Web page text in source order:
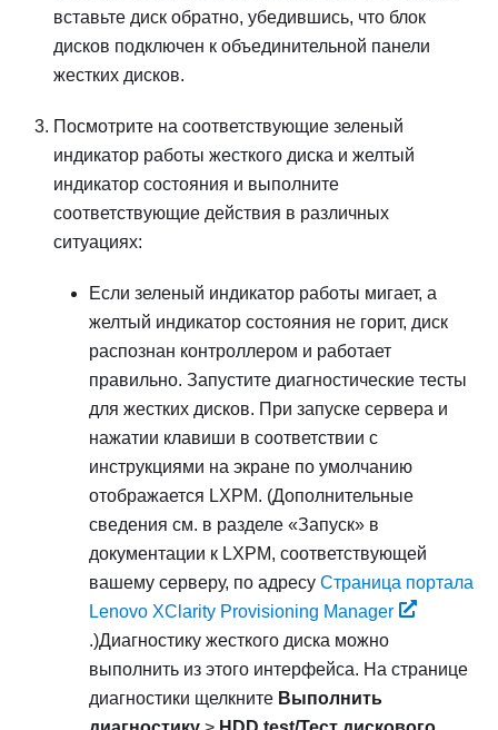
вставьте диск обратно, убедившись, что блок
дисков подключен к объединительной панели
жестких дисков.
Посмотрите на соответствующие зеленый
индикатор работы жесткого диска и желтый
индикатор состояния и выполните
соответствующие действия в различных
ситуациях:
Если зеленый индикатор работы мигает, а
желтый индикатор состояния не горит, диск
распознан контроллером и работает
правильно. Запустите диагностические тесты
для жестких дисков. При запуске сервера и
нажатии клавиши в соответствии с
инструкциями на экране по умолчанию
отображается LXPM. (Дополнительные
сведения см. в разделе «Запуск» в
документации к LXPM, соответствующей
вашему серверу, по адресу Страница портала
Lenovo XClarity Provisioning Manager
.)Диагностику жесткого диска можно
выполнить из этого интерфейса. На странице
диагностики щелкните Выполнить